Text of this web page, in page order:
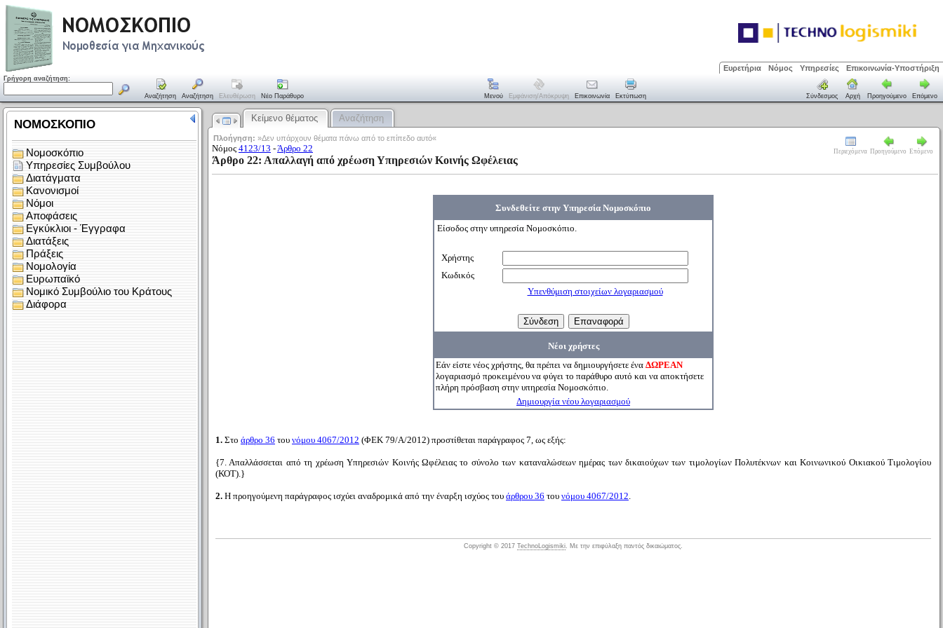
Ευρετήρια Νόμος Υπηρεσίες Επικοινωνία-Υποστήριξη
Γρήγορη αναζήτηση:
Αναζήτηση Αναζήτηση Ελευθέρωση Νέο Παράθυρο Μενού Εμφάνιση/απόκρυψη Επικοινωνία Εκτύπωση Σύνδεσμος Αρχή Προηγούμενο Επόμενο
Κείμενο θέματος Αναζήτηση